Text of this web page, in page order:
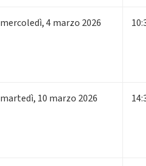
mercoledì,4marzo 2026
martedì, 10 marzo 2026